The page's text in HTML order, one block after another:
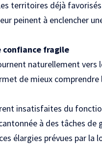
territoires déjà
peinent à enclencher
confiance fragile
naturellement
de mieux
insatisfaites du
à des tâches
élargies prévues par la